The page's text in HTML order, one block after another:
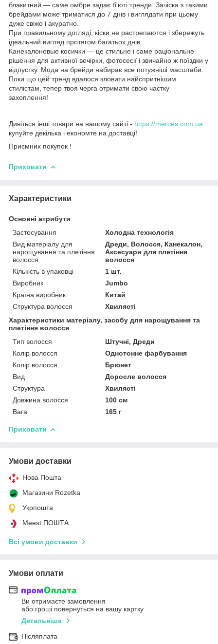
блакитний — саме омбре задає б'юті тренди. Зачіска з такими
брейдами може триматися до 7 днів і виглядати при цьому
дуже свіжо і акуратно.
При правильному догляді, кіски не растрепаются і збережуть
ідеальний вигляд протягом багатьох днів.
Канекалоновые косички — це стильне і саме раціональне
рішення для активної вечірки, фотосесії і звичайно ж поїздки у
відпустку. Мода на брейди набирає все потужніші масштаби.
Поки що цей тренд вдалося зловити найспритнішим
стилістам, тепер твоя черга отримати свою частку
захоплення!
Дивіться інші товари на нашому сайті - https://merces.com.ua
купуйте декілька і економте на доставці!
Приємних покупок !
Приховати
Характеристики
Основні атрибути
Застосування
Холодна технологія
Вид матеріалу для
нарощування та плетіння
волосся
Дреди, Волосся, Канекалон,
Аксесуари для плетіння
волосся
Кількість в упаковці
1 шт.
Виробник
Jumbo
Країна виробник
Китай
Структура волосся
Хвилясті
Характеристики матеріалу, засобу для нарощування та
плетіння волосся
Тип волосся
Штучні, Дреди
Колір волосся
Однотонне фарбування
Колір волосся
Брюнет
Вид
Доросле волосся
Структура
Хвилясті
Довжина волосся
100 см
Вага
165 г
Приховати
Умови доставки
Нова Пошта
Магазини Rozetka
Укрпошта
Meest ПОШТА
Всі умови доставки
Умови оплати
Ви отримаєте замовлення
або гроші повернуться на вашу картку
Детальніше
Післяплата